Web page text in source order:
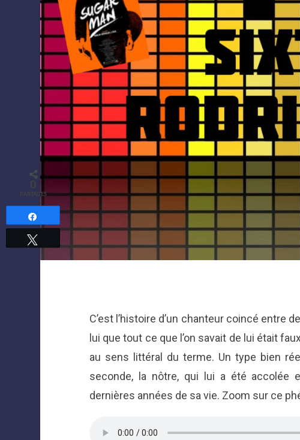
C’est l’histoire d’un chanteur coincé entre
lui que tout ce que l’on savait de lui était
au sens littéral du terme. Un type bien
seconde, la nôtre, qui lui a été accolée
dernières années de sa vie. Zoom sur ce
PARTAGES
Partagez